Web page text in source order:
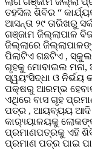
ତହସିଲ ଶିବିର “
ଆସନ୍ତା ୨୯ ତାରିଖରୁ
ଗଞ୍ଜାମ ଜିଲ୍ଲାପାଳ
ଜିଲ୍ଲାରେ
ପିଲାଟିଏ ଗଛଟିଏ ,
ଗୃହକୁ ମୋବାଇଲ
ସ୍ୱୟଂସିଦ୍ଧା ଓ
ପକ୍ଷରୁ ଆରମ୍ଭ
ଏଥିରେ ବାସ ଗୃହ
ପତ୍ର , ଆୟବ୍ୟୟ ଆଦି
କାର‌୍ୟ୍ୟାଳୟକୁ
ପ୍ରମାଣପତ୍ରକୁ ଏହି
ପ୍ରମାଣ ପତ୍ର ପାଇ